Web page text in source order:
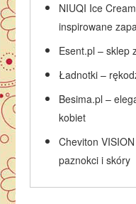
NIUQI Ice
inspirowane
Esent.pl – sklep
Ładnotki –
Besima.pl –
kobiet
Cheviton
paznokci i skóry